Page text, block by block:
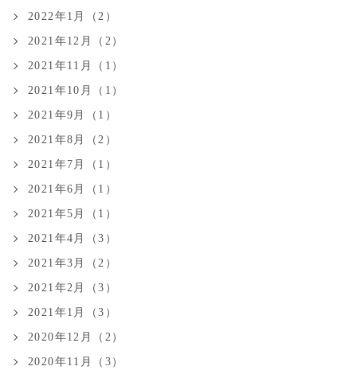
2022年1月（2）
2021年12月（2）
2021年11月（1）
2021年10月（1）
2021年9月（1）
2021年8月（2）
2021年7月（1）
2021年6月（1）
2021年5月（1）
2021年4月（3）
2021年3月（2）
2021年2月（3）
2021年1月（3）
2020年12月（2）
2020年11月（3）